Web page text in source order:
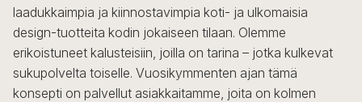
laadukkaimpia ja kiinnostavimpia koti- ja ulkomaisia
design-tuotteita kodin jokaiseen tilaan. Olemme
erikoistuneet kalusteisiin, joilla on tarina – jotka kulkevat
sukupolvelta toiselle. Vuosikymmenten ajan tämä
konsepti on palvellut asiakkaitamme, joita on kolmen